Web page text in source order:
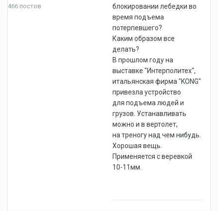
466 постов
блокировании лебедки во
время подъема
потерпевшего?
Каким образом все
делать?
В прошлом году на
выставке "Интерполитех",
итальянская фирма "KONG"
привезла устройство
для подъема людей и
грузов. Устанавливать
можно и в вертолет,
на треногу над чем нибудь.
Хорошая вещь.
Применяется с веревкой
10-11мм.